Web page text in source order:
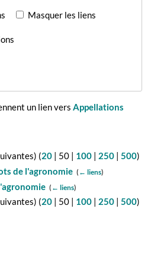
Masquer les liens
un lien versAppellations
) (20 | 50 | 100 | 250 |500)
de l'agronomie‎ ( ← liens)
‎ ( ← liens)
) (20 | 50 | 100 | 250 |500)